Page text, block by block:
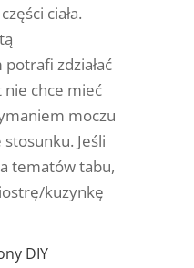
ciała.
zdziałać
nie chce mieć
moczu
Jeśli
tematów tabu,
kuzynkę
DIY